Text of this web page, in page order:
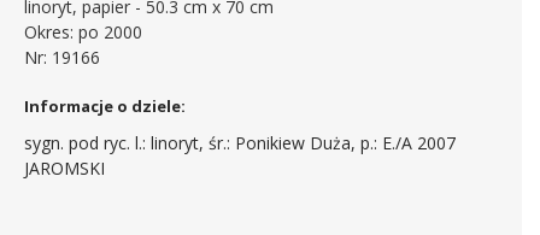
linoryt, papier - 50.3 cm x 70 cm
Okres: po 2000
Nr: 19166
Informacje o dziele:
sygn. pod ryc. l.: linoryt, śr.: Ponikiew Duża, p.: E./A 2007
JAROMSKI